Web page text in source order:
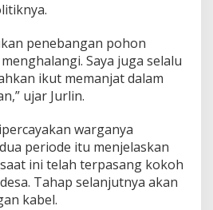
penebangan pohon
Saya juga selalu
ikut memanjat dalam
ujar Jurlin.
warganya
periode itu menjelaskan
ini telah terpasang kokoh
Tahap selanjutnya akan
kabel.